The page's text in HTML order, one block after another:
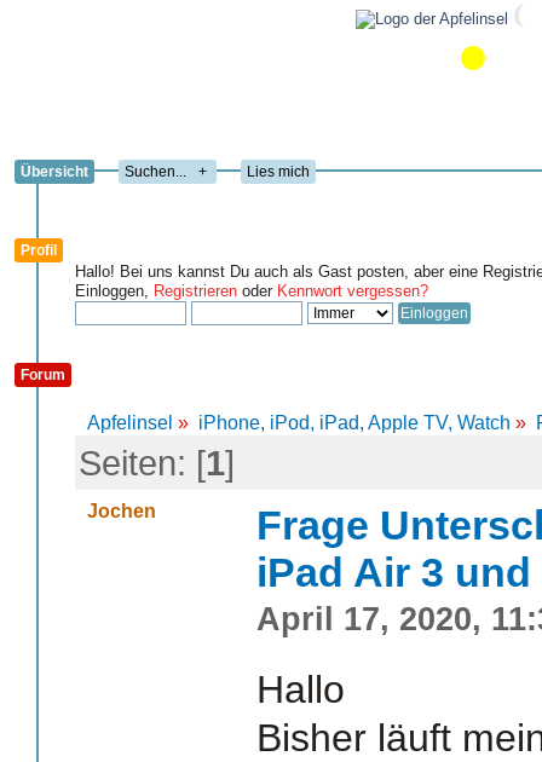
Übersicht + Lies mich
Profil
Hallo! Bei uns kannst Du auch als Gast posten, aber eine
Einloggen, Registrieren oder Kennwort vergessen?
Forum
Apfelinsel » iPhone, iPod, iPad, Apple TV, Watch »
Seiten: [1]
Jochen
Frage
iPad Air 3
April 17, 2020,
Hallo
Bisher läuft